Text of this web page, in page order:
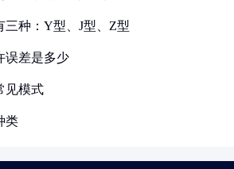
三种：Y型、J型、Z型
误差是多少
见模式
类